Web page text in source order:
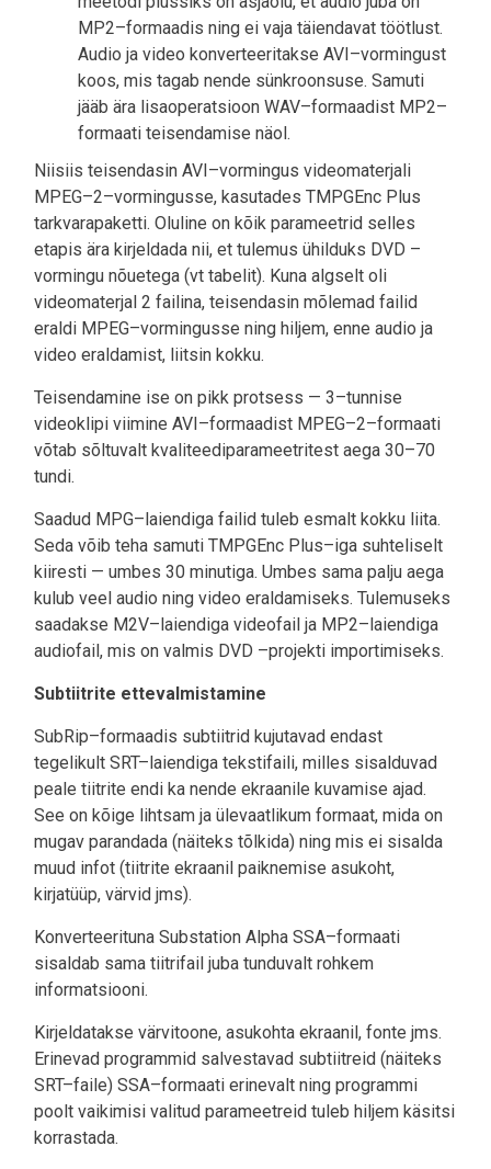
MP2–formaadis ning ei vaja täiendavat töötlust.
Audio ja video konverteeritakse AVI–vormingust
koos, mis tagab nende sünkroonsuse. Samuti
jääb ära lisaoperatsioon WAV–formaadist MP2–
formaati teisendamise näol.
Niisiis teisendasin AVI–vormingus videomaterjali
MPEG–2–vormingusse, kasutades TMPGEnc Plus
tarkvarapaketti. Oluline on kõik parameetrid selles
etapis ära kirjeldada nii, et tulemus ühilduks DVD –
vormingu nõuetega (vt tabelit). Kuna algselt oli
videomaterjal 2 failina, teisendasin mõlemad failid
eraldi MPEG–vormingusse ning hiljem, enne audio ja
video eraldamist, liitsin kokku.
Teisendamine ise on pikk protsess — 3–tunnise
videoklipi viimine AVI–formaadist MPEG–2–formaati
võtab sõltuvalt kvaliteediparameetritest aega 30–70
tundi.
Saadud MPG–laiendiga failid tuleb esmalt kokku liita.
Seda võib teha samuti TMPGEnc Plus–iga suhteliselt
kiiresti — umbes 30 minutiga. Umbes sama palju aega
kulub veel audio ning video eraldamiseks. Tulemuseks
saadakse M2V–laiendiga videofail ja MP2–laiendiga
audiofail, mis on valmis DVD –projekti importimiseks.
Subtiitrite ettevalmistamine
SubRip–formaadis subtiitrid kujutavad endast
tegelikult SRT–laiendiga tekstifaili, milles sisalduvad
peale tiitrite endi ka nende ekraanile kuvamise ajad.
See on kõige lihtsam ja ülevaatlikum formaat, mida on
mugav parandada (näiteks tõlkida) ning mis ei sisalda
muud infot (tiitrite ekraanil paiknemise asukoht,
kirjatüüp, värvid jms).
Konverteerituna Substation Alpha SSA–formaati
sisaldab sama tiitrifail juba tunduvalt rohkem
informatsiooni.
Kirjeldatakse värvitoone, asukohta ekraanil, fonte jms.
Erinevad programmid salvestavad subtiitreid (näiteks
SRT–faile) SSA–formaati erinevalt ning programmi
poolt vaikimisi valitud parameetreid tuleb hiljem käsitsi
korrastada.